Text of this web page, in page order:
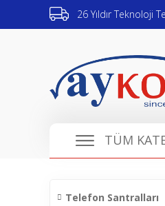
26 Yıldır Teknoloji
TÜM
Telefon Santralları